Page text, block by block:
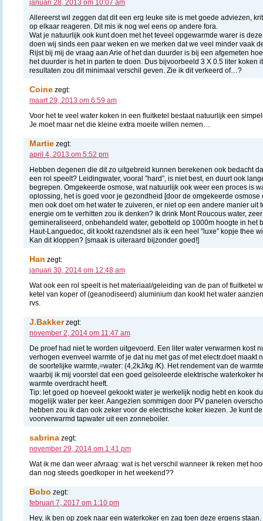
januari 28, 2013 om 10:07 am
Allereerst wil zeggen dat dit een erg leuke site is met goede adviezen,
op elkaar reageren. Dit mis ik nog wel eens op andere fora.
Wat je natuurlijk ook kunt doen met het teveel opgewarmde warer is
doen wij sinds een paar weken en we merken dat we veel minder vaak
Rijst bij mij de vraag aan Arie of het dan duurder is bij een afgemeten
het duurder is het in parten te doen. Dus bijvoorbeeld 3 X 0.5 liter koken
resultaten zou dit minimaal verschil geven. Zie ik dit verkeerd of…?
Coine zegt:
maart 29, 2013 om 6:59 am
Voor het te veel water koken in een fluitketel bestaat natuurlijk een
Je moet maar net die kleine extra moeite willen nemen…
Martie zegt:
april 4, 2013 om 5:52 pm
Hebben degenen die dit zo uitgebreid kunnen berekenen ook bedacht
een rol speelt? Leidingwater, vooral ”hard”, is niet best, en duurt ook
begrepen. Omgekeerde osmose, wat natuurlijk ook weer een proces is
oplossing, het is goed voor je gezondheid [door de omgekeerde
men ook doet om het water te zuiveren, er niet op een andere manier uit
energie om te verhitten zou ik denken? Ik drink Mont Roucous water,
gemineraliseerd, onbehandeld water, gebotteld op 1000m hoogte in het
Haut-Languedoc, dit kookt razendsnel als ik een heel ”luxe” kopje thee
Kan dit kloppen? [smaak is uiteraard bijzonder goed!]
Han zegt:
januari 30, 2014 om 12:48 am
Wat ook een rol speelt is het materiaal/geleiding van de pan of fluitketel
ketel van koper of (geanodiseerd) aluminium dan kookt het water
rvs.
J.Bakkerzegt:
november 2, 2014 om 11:47 am
De proef had niet te worden uitgevoerd. Een liter water verwarmen kost
verhogen evenveel warmte of je dat nu met gas of met electr.doet maakt
de soortelijke warmte,=water: (4,2kJ/kg /K). Het rendement van de
waarbij ik mij voorstel dat een goed geïsoleerde elektrische waterkoker
warmte overdracht heeft.
Tip: let goed op hoeveel gekookt water je werkelijk nodig hebt en kook
mogelijk water per keer. Aangezien sommigen door PV panelen
hebben zou ik dan ook zeker voor de electrische koker kiezen. Je kunt
voorverwarmd tapwater uit een zonneboiler.
sabrina zegt:
november 29, 2014 om 1:41 pm
Wat ik me dan weer afvraag: wat is het verschil wanneer ik reken met
dan nog steeds goedkoper in het weekend??
Bobo zegt:
februari 7, 2017 om 1:10 pm
Hey, ik ben op zoek naar een waterkoker en zag toen deze ergens